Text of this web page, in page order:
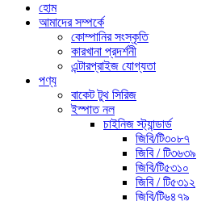
হোম
আমাদের সম্পর্কে
কোম্পানির সংস্কৃতি
কারখানা প্রদর্শনী
এন্টারপ্রাইজ যোগ্যতা
পণ্য
বাকেট টুথ সিরিজ
ইস্পাত নল
চাইনিজ স্ট্যান্ডার্ড
জিবি/টি৩০৮৭
জিবি / টি৩৬৩৯
জিবি/টি৫৩১০
জিবি / টি৫৩১২
জিবি/টি৬৪৭৯